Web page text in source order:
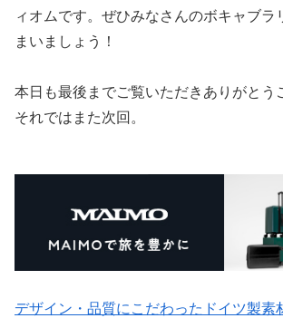
ィオムです。ぜひみなさんのボキャブラ
まいましょう！
本日も最後までご覧いただきありがとう
それではまた次回。
デザイン・品質にこだわったドイツ製素